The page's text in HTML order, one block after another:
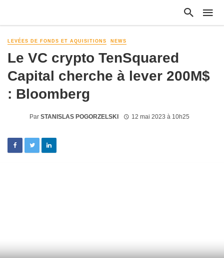
LEVÉES DE FONDS ET AQUISITIONS NEWS
Le VC crypto TenSquared
Capital cherche à lever 200M$
: Bloomberg
Par STANISLAS POGORZELSKI 12 mai 2023 à 10h25